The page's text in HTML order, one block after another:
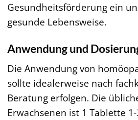
Gesundheitsförderung ein
gesunde Lebensweise.
Anwendung und
Die Anwendung von
sollte idealerweise nach
Beratung erfolgen. Die
Erwachsenen ist 1 Tablette